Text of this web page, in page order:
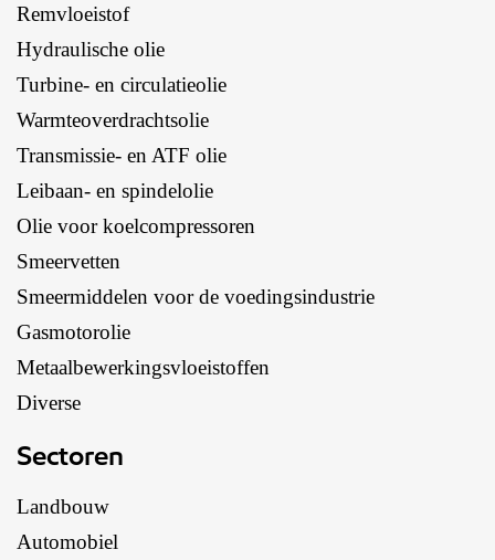
Remvloeistof
Hydraulische olie
Turbine- en circulatieolie
Warmteoverdrachtsolie
Transmissie- en ATF olie
Leibaan- en spindelolie
Olie voor koelcompressoren
Smeervetten
Smeermiddelen voor de voedingsindustrie
Gasmotorolie
Metaalbewerkingsvloeistoffen
Diverse
Sectoren
Landbouw
Automobiel